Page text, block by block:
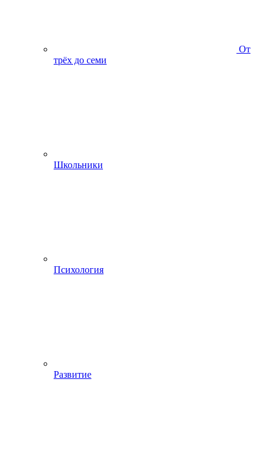
От
трёх до семи
Школьники
Психология
Развитие